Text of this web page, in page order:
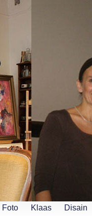
Foto Klaas Disain